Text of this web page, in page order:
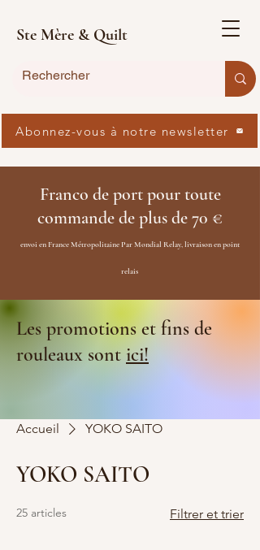
Ste Mère & Quilt
Franco de port pour toute
commande de plus de 70 €
envoi en France Métropolitaine Par Mondial Relay, livraison en point
relais
Les promotions et fins de
rouleaux sontici!
Abonnez-vous à notre newsletter
Accueil YOKO SAITO
YOKO SAITO
25 articles Filtrer et trier